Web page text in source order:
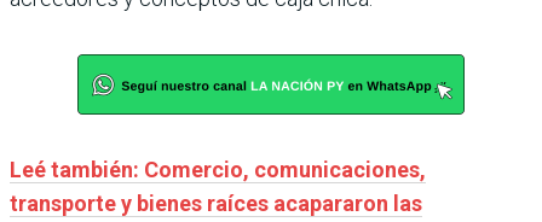
Leé también: Comercio, comunicaciones,
transporte y bienes raíces acapararon las